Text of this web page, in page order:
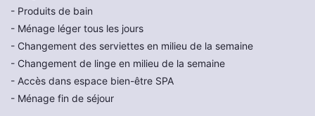
- Produits de bain
- Ménage léger tous les jours
- Changement des serviettes en milieu de la semaine
- Changement de linge en milieu de la semaine
- Accès dans espace bien-être SPA
- Ménage fin de séjour